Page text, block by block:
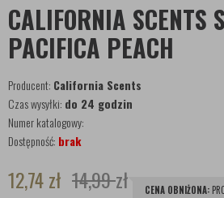
CALIFORNIA SCENTS
PACIFICA PEACH
Producent: California Scents
Czas wysyłki: do 24 godzin
Numer katalogowy:
Dostępność: brak
12,74zł 14,99zł CENA OBNIŻONA: